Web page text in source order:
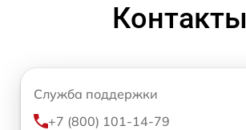
Контакты
Служба поддержки
+7 (800) 101-14-79